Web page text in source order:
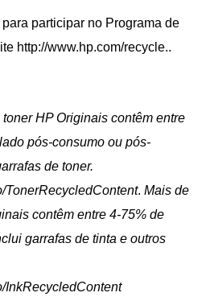
participar no Programa de
http://www.hp.com/recycle..
HP Originais contêm entre
pós-consumo ou pós-
de toner.
TonerRecycledContent. Mais de
contêm entre 4-75% de
garrafas de tinta e outros
InkRecycledContent